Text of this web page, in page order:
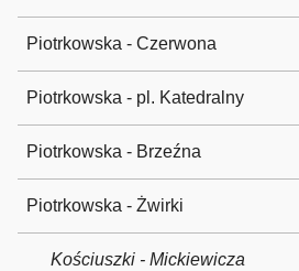
Piotrkowska - Czerwona
Piotrkowska - pl. Katedralny
Piotrkowska - Brzeźna
Piotrkowska - Żwirki
Kościuszki - Mickiewicza